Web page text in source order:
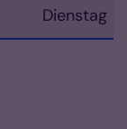
Dienstag